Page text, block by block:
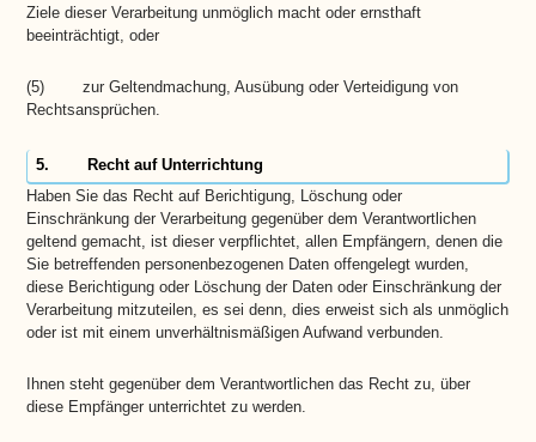
Ziele dieser Verarbeitung unmöglich macht oder ernsthaft
beeinträchtigt, oder
(5) zur Geltendmachung, Ausübung oder Verteidigung von
Rechtsansprüchen.
5. Recht auf Unterrichtung
Haben Sie das Recht auf Berichtigung, Löschung oder
Einschränkung der Verarbeitung gegenüber dem Verantwortlichen
geltend gemacht, ist dieser verpflichtet, allen Empfängern, denen die
Sie betreffenden personenbezogenen Daten offengelegt wurden,
diese Berichtigung oder Löschung der Daten oder Einschränkung der
Verarbeitung mitzuteilen, es sei denn, dies erweist sich als unmöglich
oder ist mit einem unverhältnismäßigen Aufwand verbunden.
Ihnen steht gegenüber dem Verantwortlichen das Recht zu, über
diese Empfänger unterrichtet zu werden.